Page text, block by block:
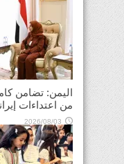
اليمن: تضامن
من اعتداءات
2026/08/03